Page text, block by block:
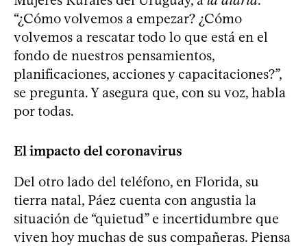
“¿Cómo volvemos a empezar? ¿Cómo
volvemos a rescatar todo lo que está en el
fondo de nuestros pensamientos,
planificaciones, acciones y capacitaciones?”,
se pregunta. Y asegura que, con su voz, habla
por todas.
El impacto del coronavirus
Del otro lado del teléfono, en Florida, su
tierra natal, Páez cuenta con angustia la
situación de “quietud” e incertidumbre que
viven hoy muchas de sus compañeras. Piensa